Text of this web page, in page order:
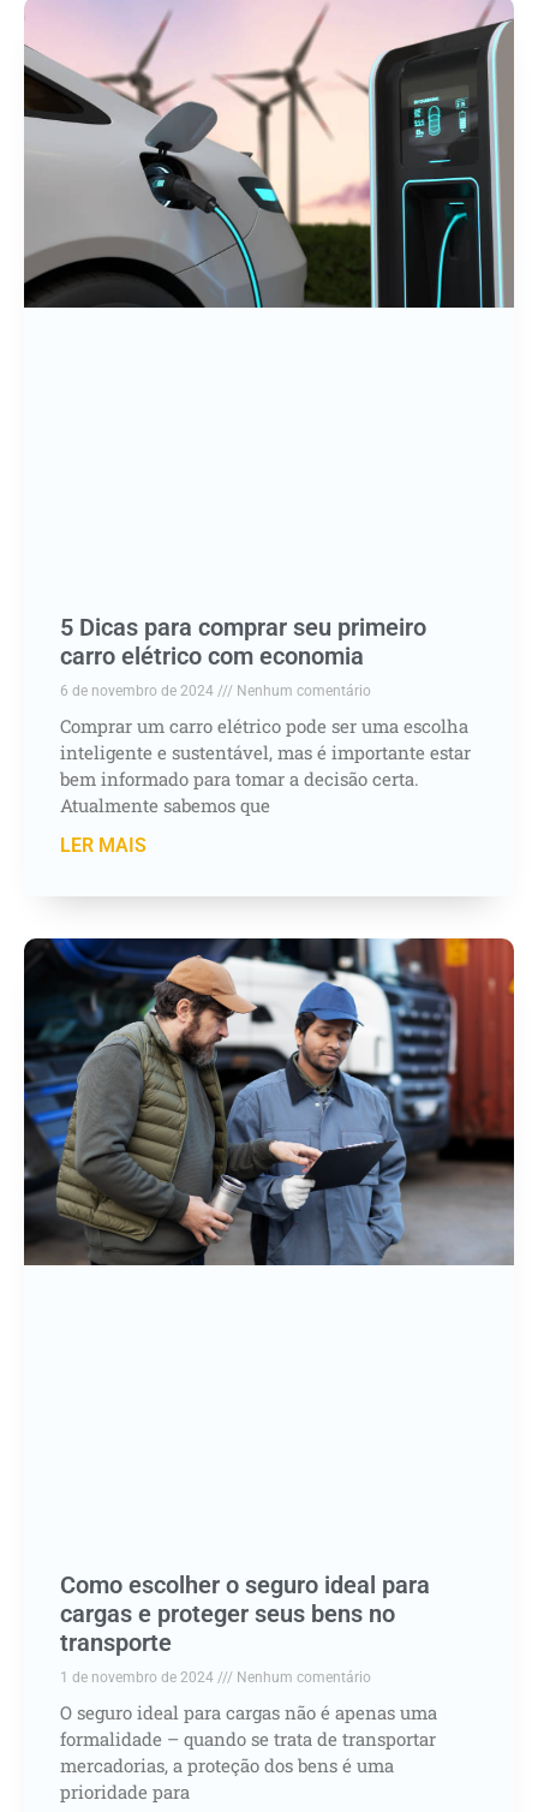
5 Dicas para comprar seu primeiro
carro elétrico com economia
6 de novembro de 2024 Nenhum comentário
Comprar um carro elétrico pode ser uma escolha
inteligente e sustentável, mas é importante estar
bem informado para tomar a decisão certa.
Atualmente sabemos que
LER MAIS
Como escolher o seguro ideal para
cargas e proteger seus bens no
transporte
1 de novembro de 2024 Nenhum comentário
O seguro ideal para cargas não é apenas uma
formalidade – quando se trata de transportar
mercadorias, a proteção dos bens é uma
prioridade para